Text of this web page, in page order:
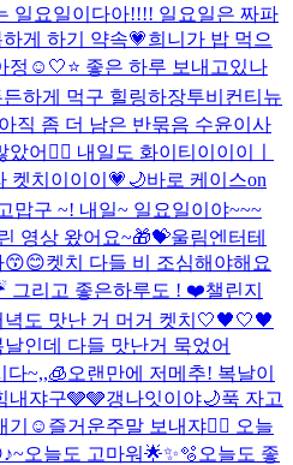
일요일이다아!!!! 일요일은 짜파
게 하기 약속💗희니가 밥 먹으
정☺️ 🤍⭐️ 좋은 하루 보내고있나
하게 먹구 힐링하장투비컨티뉴
아직 좀 더 남은 반묶음 수윤이사
어❤️‍🔥 내일도 화이티이이이ㅣ
켓치이이이💗🌙바로 케이스on
맙구 ~! 내일~ 일요일이야~~~
영상 왔어요~🎁💝울림엔터테
😙😊켓치 다들 비 조심해야해요
리고 좋은하루도 ! ❤️챌린지
도 맛난 거 머거 켓치🤍🖤🤍🖤
날인데 다들 맛난거 묵었어
다~,,🧊오랜만에 저메추! 복날이
내쟈구🩶🩶갱나잇이야🌙푹 자고
기☺️ 즐거운주말 보내쟈❤️‍🔥 오늘
오늘도 고마워🌟✨🫧 오늘도 좋